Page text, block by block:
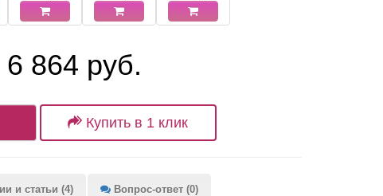
6 864 руб.
Купить в 1 клик
и статьи (4) Вопрос-ответ (0)